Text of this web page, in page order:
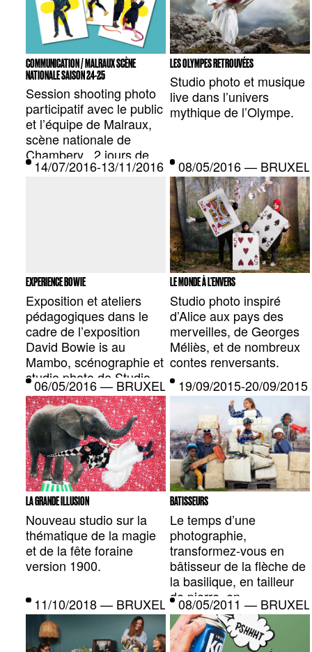
COMMUNICATION / MALRAUX SCÈNE
NATIONALE SAISON 24-25
Session shooting photo
participatif avec le public
et l’équipe de Malraux,
scène nationale de
Chambery , 2 jours de
studio pour alimenter la
LES OLYMPES RETROUVÉES
Studio photo et musique
live dans l’univers
mythique de l’Olympe.
14/07/2016-13/11/2016 — BOLOGNE, IT
EXPERIENCE BOWIE
Exposition et ateliers
pédagogiques dans le
cadre de l’exposition
David Bowie is au
Mambo, scénographie et
studio photo de Studio
Public.
08/05/2016 —
LE MONDE À L'ENVERS
Studio photo inspiré
d’Alice aux pays des
merveilles, de Georges
Méliès, et de nombreux
contes renversants.
06/05/2016 — BRUXELLES, BE
LA GRANDE ILLUSION
Nouveau studio sur la
thématique de la magie
et de la fête foraine
version 1900.
19/09/2015-20/09/
BATISSEURS
Le temps d’une
photographie,
transformez-vous en
bâtisseur de la flèche de
la basilique, en tailleur
de pierre, en
restaurateur, en
archéologue et survolez
la ville de Saint-Denis….
11/10/2018 — BRUXELLES, BE08/05/2011 —